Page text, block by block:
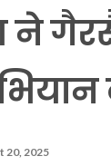
ने
20, 2025